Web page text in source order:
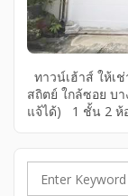
ทาวน์เฮ้าส์ ให้เ
สถิตย์ ใกล้ซอย บ
แจ้ได้) 1 ชั้น 2 ห้
0808524143 (อ้
Search